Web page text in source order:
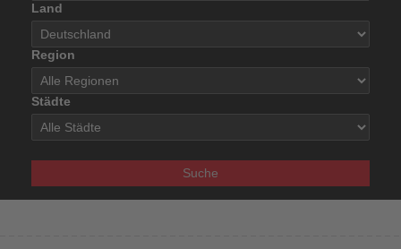
Land
Region
Städte
Suche